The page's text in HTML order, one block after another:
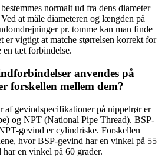
normalt ud fra dens diameter
at måle diameteren og længden på
pr. tomme kan man finde
er vigtigt at matche størrelsen korrekt for
en tæt forbindelse.
anvendes på
forskellen mellem dem?
af gevindspecifikationer på nippelrør er
og NPT (National Pipe Thread). BSP-
gevind er cylindriske. Forskellen
hvor BSP-gevind har en vinkel på 55
en vinkel på 60 grader.